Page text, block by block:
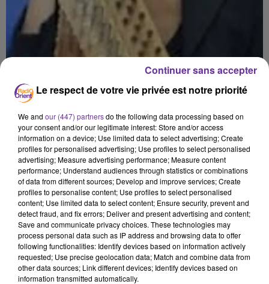
HEND ZOUARI, LA PRINCESSE DU QANUN
Sawa du lundi 4 avril 2022
Le respect de votre vie privée est notre priorité
We and our (447) partnersdo the following data processing based on
your consent and/or our legitimate interest: Store and/or access
information on a device; Use limited data to select advertising; Create
profiles for personalised advertising; Use profiles to select personalised
advertising; Measure advertising performance; Measure content
performance; Understand audiences through statistics or combinations
of data from different sources; Develop and improve services; Create
profiles to personalise content; Use profiles to select personalised
content; Use limited data to select content; Ensure security, prevent and
detect fraud, and fix errors; Deliver and present advertising and content;
Save and communicate privacy choices. These technologies may
process personal data such as IP address and browsing data to offer
following functionalities: Identify devices based on information actively
requested; Use precise geolocation data; Match and combine data from
other data sources; Link different devices; Identify devices based on
information transmitted automatically.
Continuer sans accepter